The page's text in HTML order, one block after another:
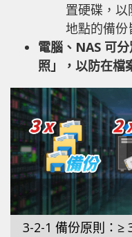
置硬碟，
地點的備份
電腦、NAS 可
照」，以防在檔
3-2-1 備份原則：≥